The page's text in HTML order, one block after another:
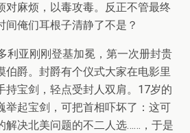
对麻烦，以毒攻毒。反正不管最终
间俺们耳根子清静了不是？
利亚刚刚登基加冕，第一次册封贵
伯爵。封爵有个仪式大家在电影里
持宝剑，轻点受封人双肩。17岁的
举起宝剑，可把首相吓坏了：这可
解决北美问题的不二人选……，于是